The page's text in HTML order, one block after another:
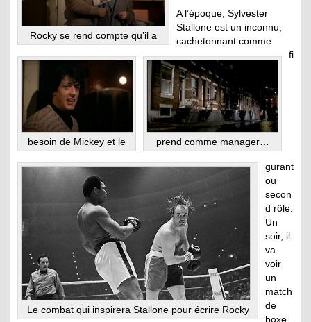
Rocky se rend compte qu’il a
besoin de Mickey et le prend comme manager…
Le combat qui inspirera Stallone pour écrire Rocky
A l’époque, Sylvester
Stallone est un inconnu,
cachetonnant comme
fi
gurant
ou
secon
d rôle.
Un
soir, il
va
voir
un
match
de
boxe